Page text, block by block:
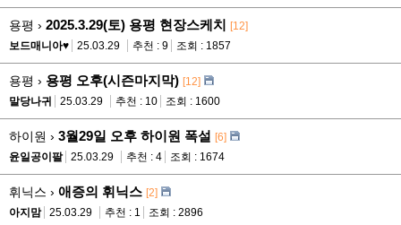
용평 › 2025.3.29(토) 용평 현장스케치 [12]
보드매니아♥
25.03.29 추천 : 9 조회 : 1857
용평 › 용평 오후(시즌마지막) [12]
말당나귀
25.03.29 추천 : 10 조회 : 1600
하이원 › 3월29일 오후 하이원 폭설 [6]
윤일공이팔
25.03.29 추천 : 4 조회 : 1674
휘닉스 › 애증의 휘닉스 [2]
아지맘
25.03.29 추천 : 1 조회 : 2896